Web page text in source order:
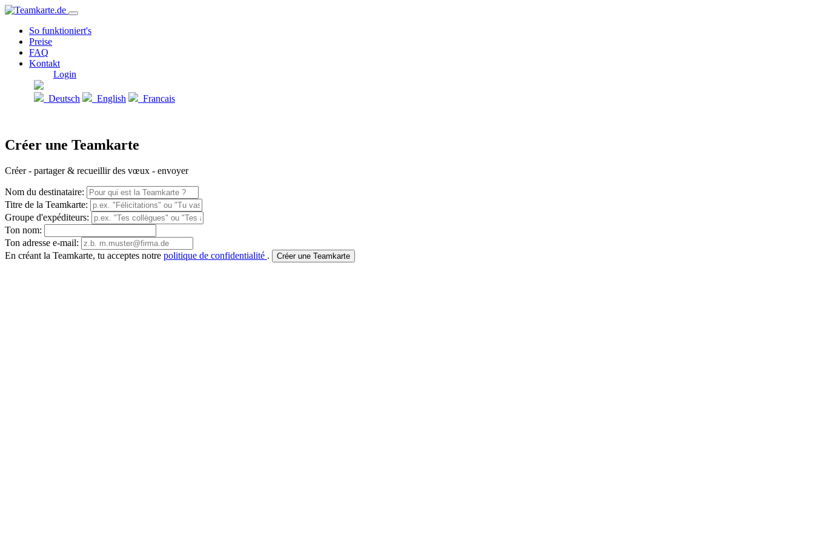
So funktioniert's
Preise
FAQ
Kontakt
Login
Deutsch English Francais
Créer une Teamkarte
Créer - partager & recueillir des vœux - envoyer
Nom du destinataire:
Titre de la Teamkarte:
Groupe d'expéditeurs:
Ton nom:
Ton adresse e-mail:
En créant la Teamkarte, tu acceptes notre politique de confidentialité . Créer une Teamkarte